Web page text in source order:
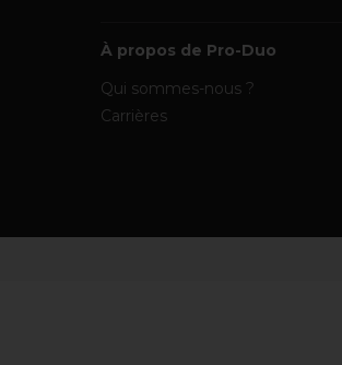
À propos de Pro-Duo
Qui sommes-nous ?
Carrières